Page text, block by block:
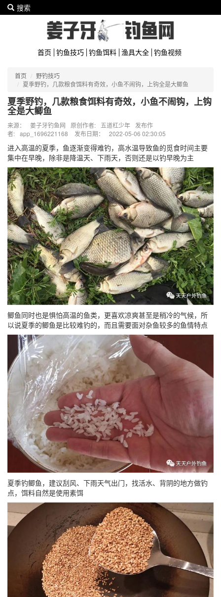
搜索
首页 钓鱼技巧 钓鱼饵料 渔具大全 钓鱼视频
首页
野钓技巧
夏季野钓，几款粮食饵料有奇效，小鱼不闹钩，上钩全是大鲫鱼
夏季野钓，几款粮食饵料有奇效，小鱼不闹钩，上钩
全是大鲫鱼
来源： 姜子牙钓鱼网 原创作者: 五道杠少年
发布作
者: app_1696221168 发布日期： 2022-05-06 02:30:05
进入高温的夏季，鱼逐渐变得难钓，高水温导致鱼的觅食时间主要
集中在早晚，除非是降温天、下雨天，否则还是以钓早晚为主
鲫鱼同时也是惧怕高温的鱼类，更喜欢凉爽甚至是稍冷的气候，所
以说夏季的鲫鱼是比较难钓的，而且需要面对杂鱼较多的鱼情特点
夏季钓鲫鱼，建议刮风、下雨天气出门，找活水、背阴的地方做钓
点，饵料自然是使用素饵